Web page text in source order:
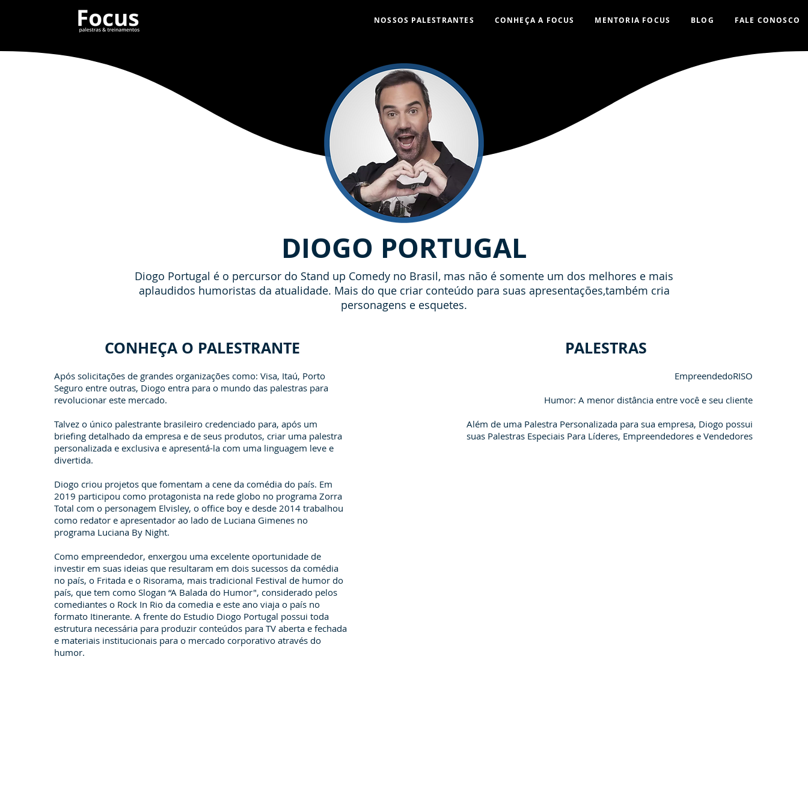
NOSSOS PALESTRANTES CONHEÇA A FOCUS MENTORIA FOCUS BLOG FALE CONOSCO
DIOGO PORTUGAL
Diogo Portugal é o percursor do Stand up Comedy no Brasil, mas não é somente um dos melhores e mais
aplaudidos humoristas da atualidade. Mais do que criar conteúdo para suas apresentações,também cria
personagens e esquetes.
CONHEÇA O PALESTRANTE
Após solicitações de grandes organizações como: Visa, Itaú, Porto
Seguro entre outras, Diogo entra para o mundo das palestras para
revolucionar este mercado.
Talvez o único palestrante brasileiro credenciado para, após um
briefing detalhado da empresa e de seus produtos, criar uma palestra
personalizada e exclusiva e apresentá-la com uma linguagem leve e
divertida.
Diogo criou projetos que fomentam a cene da comédia do país. Em
2019 participou como protagonista na rede globo no programa Zorra
Total com o personagem Elvisley, o office boy e desde 2014 trabalhou
como redator e apresentador ao lado de Luciana Gimenes no
programa Luciana By Night.
Como empreendedor, enxergou uma excelente oportunidade de
investir em suas ideias que resultaram em dois sucessos da comédia
no país, o Fritada e o Risorama, mais tradicional Festival de humor do
país, que tem como Slogan “A Balada do Humor", considerado pelos
comediantes o Rock In Rio da comedia e este ano viaja o país no
formato Itinerante. A frente do Estudio Diogo Portugal possui toda
estrutura necessária para produzir conteúdos para TV aberta e fechada
e materiais institucionais para o mercado corporativo através do
humor.
PALESTRAS
EmpreendedoRISO
Humor: A menor distância entre você e seu cliente
Além de uma Palestra Personalizada para sua empresa, Diogo possui
suas Palestras Especiais Para Líderes, Empreendedores e Vendedores